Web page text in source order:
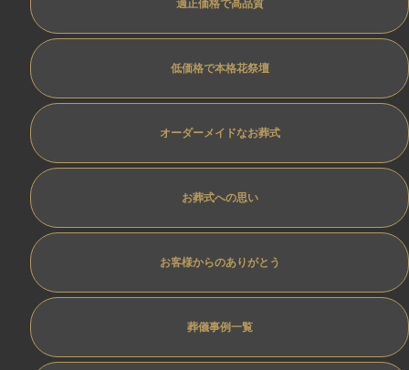
適正価格で高品質
低価格で本格花祭壇
オーダーメイドなお葬式
お葬式への思い
お客様からのありがとう
葬儀事例一覧